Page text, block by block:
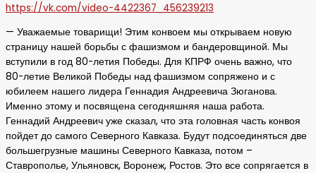
https://vk.com/video-4422367_456239213
— Уважаемые товарищи! Этим конвоем мы открываем новую
страницу нашей борьбы с фашизмом и бандеровщиной. Мы
вступили в год 80-летия Победы. Для КПРФ очень важно, что
80-летие Великой Победы над фашизмом сопряжено и с
юбилеем нашего лидера Геннадия Андреевича Зюганова.
Именно этому и посвящена сегодняшняя наша работа.
Геннадий Андреевич уже сказал, что эта головная часть конвоя
пойдет до самого Северного Кавказа. Будут подсоединяться две
большегрузные машины Северного Кавказа, потом –
Ставрополье, Ульяновск, Воронеж, Ростов. Это все сопрягается в